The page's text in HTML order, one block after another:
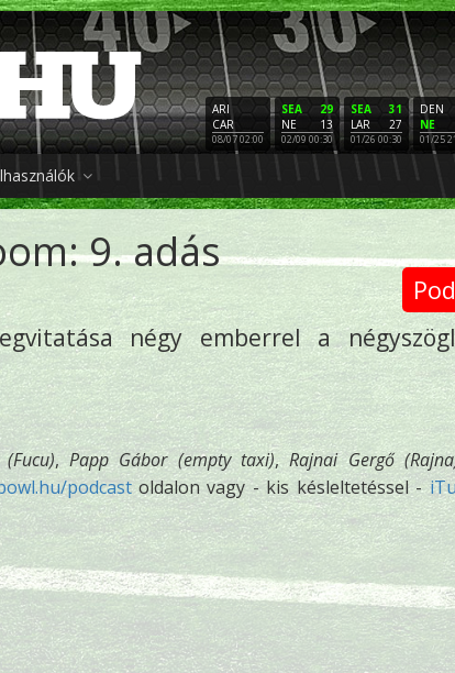
ARI
CAR
08/07 02:00
29
SEA
13
NE
02/09 00:30
31
SEA
27
LAR
01/26 00:30
DEN
NE
01/25
9. adás
négy emberrel a
,Papp Gábor (empty taxi),Rajnai Gergő
podcastoldalon vagy - kis késleltetéssel -